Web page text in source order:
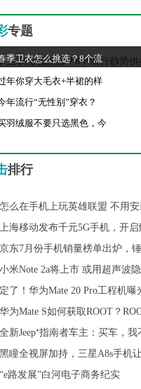
专题
季卫衣怎么挑选？8个流
年你穿大毛衣+半裙的样
年流行“无性别”穿衣？
羽绒服不要只选黑色，今
排行
怎么在手机上玩英雄联盟 不用
上海移动发布千元5G手机，开
京东7月份手机销量榜单出炉，
小米Note 2a将上市 或用超声波
定了！华为Mate 20 Pro工程机曝
华为Mate S如何获取ROOT？
全新Jeep⁺指南者车主：买车，我
黑瞳全视屏加持，三星A8s手机
“e路发展”白河电子商务纪实